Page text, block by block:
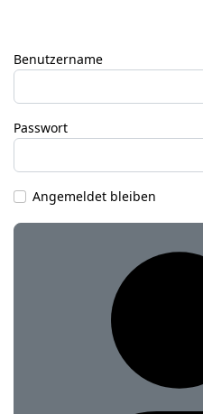
Benutzername
Passwort
Angemeldet bleiben